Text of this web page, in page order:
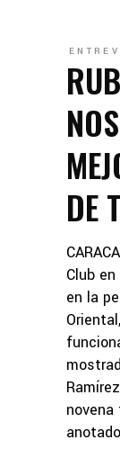
DE
Club
en la
novena